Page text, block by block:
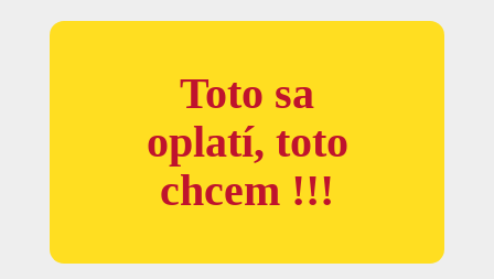
Toto sa
oplatí, toto
chcem !!!